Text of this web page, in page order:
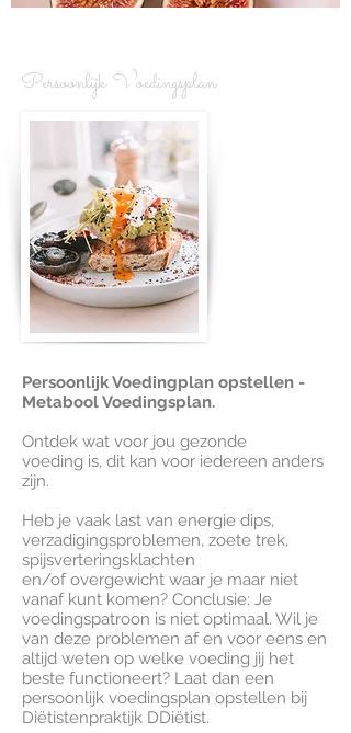
Persoonlijk Voedingsplan
Persoonlijk Voedingplan opstellen -
Metabool Voedingsplan.
Ontdek wat voor jou gezonde
voeding is, dit kan voor iedereen anders
zijn.
Heb je vaak last van energie dips,
verzadigingsproblemen, zoete trek,
spijsverteringsklachten
en/of overgewicht waar je maar niet
vanaf kunt komen? Conclusie: Je
voedingspatroon is niet optimaal. Wil je
van deze problemen af en voor eens en
altijd weten op welke voeding jij het
beste functioneert? Laat dan een
persoonlijk voedingsplan opstellen bij
Diëtistenpraktijk DDiëtist.